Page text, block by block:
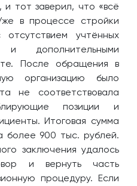
тот заверил, что «всё
в процессе стройки
отсутствием учтённых
дополнительными
После обращения в
организацию было
не соответствовала
позиции и
Итоговая сумма
более 900 тыс. рублей.
заключения удалось
и вернуть часть
процедуру. Если